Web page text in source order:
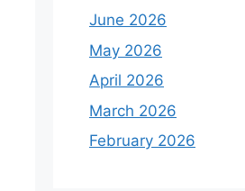
June 2026
May 2026
April 2026
March 2026
February 2026